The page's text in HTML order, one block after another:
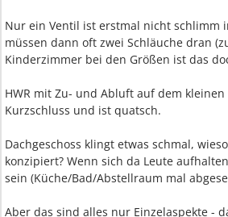
Nur ein Ventil ist erstmal nicht schlimm
müssen dann oft zwei Schläuche dran
Kinderzimmer bei den Größen ist das
HWR mit Zu- und Abluft auf dem
Kurzschluss und ist quatsch.
Dachgeschoss klingt etwas schmal,
konzipiert? Wenn sich da Leute
sein (Küche/Bad/Abstellraum mal
Aber das sind alles nur Einzelaspekte -